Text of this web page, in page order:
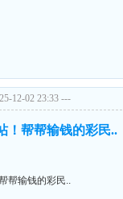
12-02 23:33 ---
！帮帮输钱的彩民..
帮输钱的彩民..